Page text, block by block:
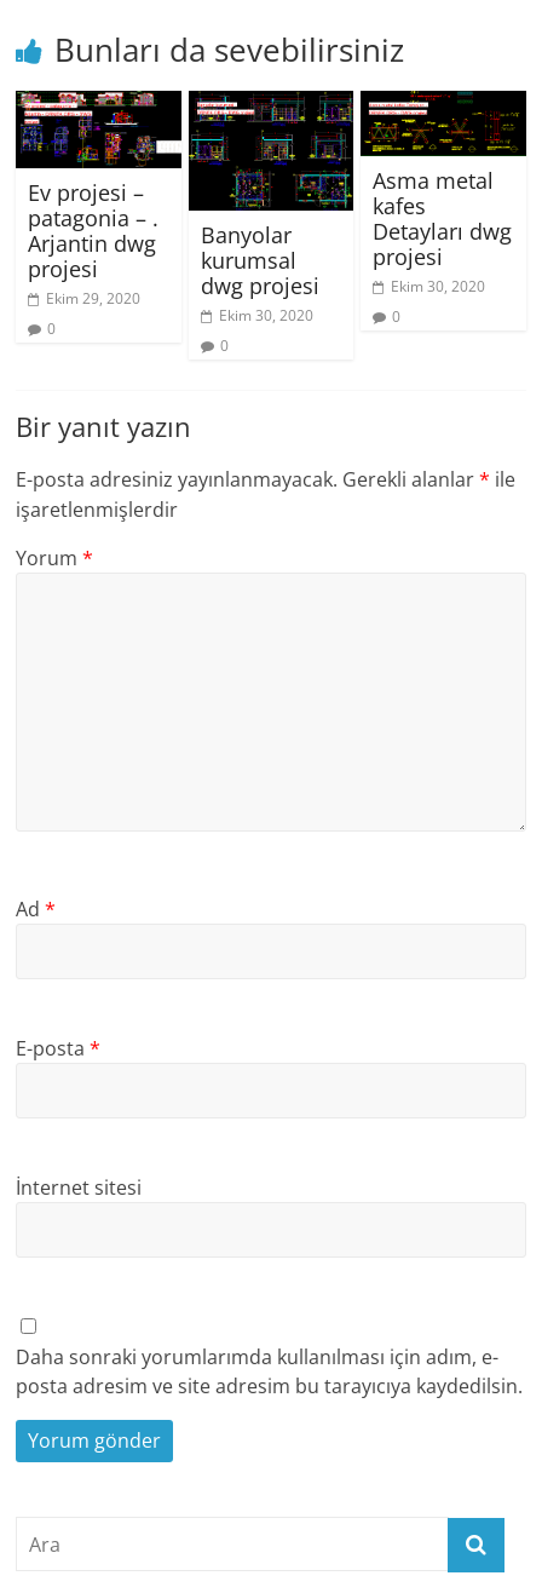
Bunları da sevebilirsiniz
Ev projesi –
patagonia – .
Arjantin dwg
projesi
Ekim 29, 2020
0
Banyolar
kurumsal
dwg projesi
Ekim 30, 2020
0
Asma metal
kafes
Detayları dwg
projesi
Ekim 30, 2020
0
Bir yanıt yazın
E-posta adresiniz yayınlanmayacak. Gerekli alanlar* ile
işaretlenmişlerdir
Yorum*
Ad*
E-posta*
İnternet sitesi
Daha sonraki yorumlarımda kullanılması için adım, e-
posta adresim ve site adresim bu tarayıcıya kaydedilsin.